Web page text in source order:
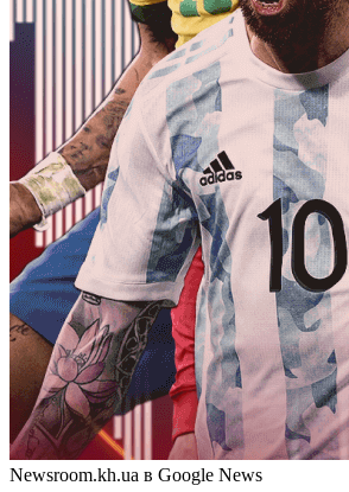
Newsroom.kh.ua в Google News